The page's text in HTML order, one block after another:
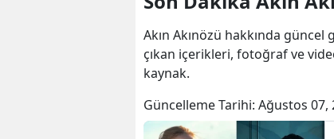
Akın Akınözü hakkında
çıkan içerikleri, fotoğraf ve
kaynak.
Güncelleme Tarihi: Ağustos 07,